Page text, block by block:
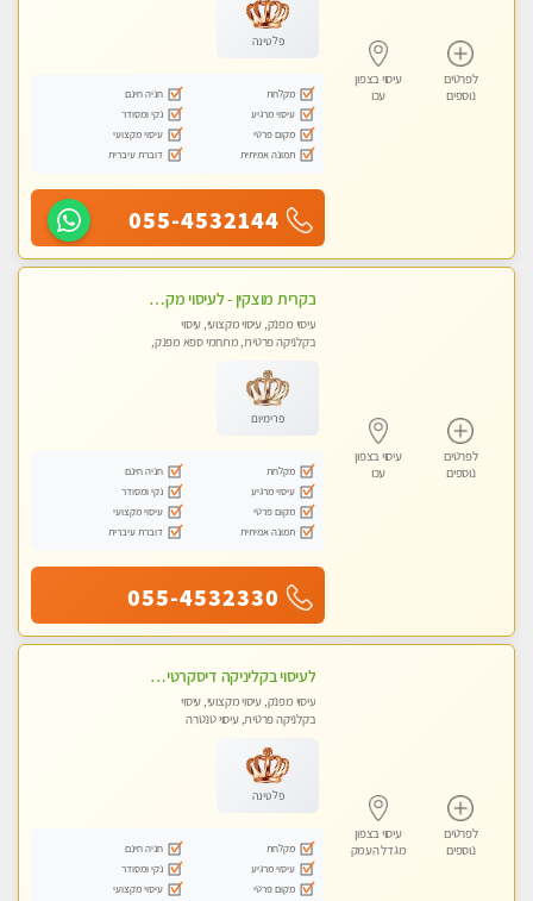
לפרטים
נוספים
עיסוי בצפון
עכו
פלטינה
מקלחת
חניה חינם
עיסוי מרגיע
נקי ומסודר
מקום פרטי
עיסוי מקצועי
תמונה אמיתית
דוברת עיברית
055-4532144
לפרטים
נוספים
עיסוי בצפון
עכו
בקרית מוצקין - לעיסוי מקצועי ואיכותי מומלץ מאוד!! מעסה פרטית בוא ותבין מזה עיסוי … ❤️ ללא מין !!
עיסוי מפנק, עיסוי מקצועי, עיסוי
בקלניקה פרטית, מתחמי ספא מפנק,
פרימיום
מקלחת
חניה חינם
עיסוי מרגיע
נקי ומסודר
מקום פרטי
עיסוי מקצועי
תמונה אמיתית
דוברת עיברית
055-4532330
לפרטים
נוספים
עיסוי בצפון
מגדל העמק
לעיסוי בקליניקה דיסקרטית -בחיפה
עיסוי מפנק, עיסוי מקצועי, עיסוי
בקלניקה פרטית, עיסוי טנטרה
פלטינה
מקלחת
חניה חינם
עיסוי מרגיע
נקי ומסודר
מקום פרטי
עיסוי מקצועי